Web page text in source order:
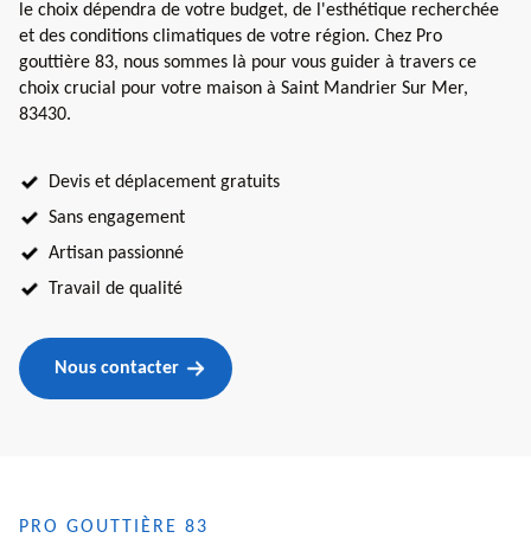
le choix dépendra de votre budget, de l'esthétique recherchée
et des conditions climatiques de votre région. Chez Pro
gouttière 83, nous sommes là pour vous guider à travers ce
choix crucial pour votre maison à Saint Mandrier Sur Mer,
83430.
Devis et déplacement gratuits
Sans engagement
Artisan passionné
Travail de qualité
Nous contacter
PRO GOUTTIÈRE 83